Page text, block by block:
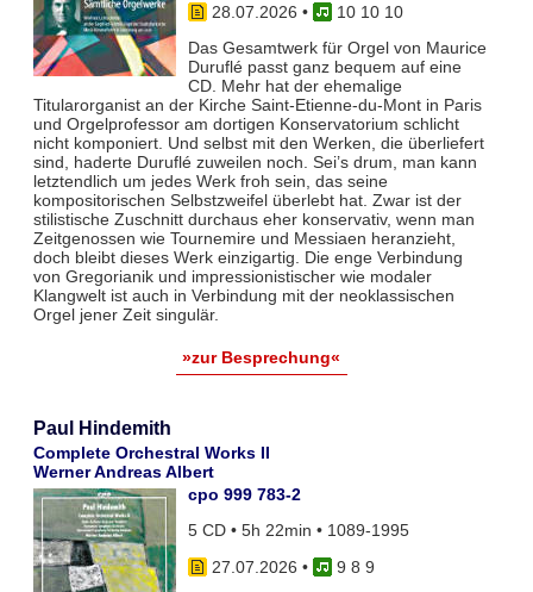
28.07.2026 •
10 10 10
Das Gesamtwerk für Orgel von Maurice
Duruflé passt ganz bequem auf eine
CD. Mehr hat der ehemalige
Titularorganist an der Kirche Saint-Etienne-du-Mont in Paris
und Orgelprofessor am dortigen Konservatorium schlicht
nicht komponiert. Und selbst mit den Werken, die überliefert
sind, haderte Duruflé zuweilen noch. Sei’s drum, man kann
letztendlich um jedes Werk froh sein, das seine
kompositorischen Selbstzweifel überlebt hat. Zwar ist der
stilistische Zuschnitt durchaus eher konservativ, wenn man
Zeitgenossen wie Tournemire und Messiaen heranzieht,
doch bleibt dieses Werk einzigartig. Die enge Verbindung
von Gregorianik und impressionistischer wie modaler
Klangwelt ist auch in Verbindung mit der neoklassischen
Orgel jener Zeit singulär.
»zur Besprechung«
Paul Hindemith
Complete Orchestral Works II
Werner Andreas Albert
cpo 999 783-2
5 CD • 5h 22min • 1089-1995
27.07.2026 •
9 8 9